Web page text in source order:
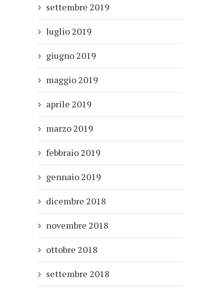
settembre 2019
luglio 2019
giugno 2019
maggio 2019
aprile 2019
marzo 2019
febbraio 2019
gennaio 2019
dicembre 2018
novembre 2018
ottobre 2018
settembre 2018